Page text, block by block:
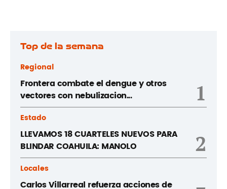
Top de la semana
Regional
Frontera combate el dengue y otros
vectores con nebulizacion...
1
Estado
LLEVAMOS 18 CUARTELES NUEVOS PARA
BLINDAR COAHUILA: MANOLO
2
Locales
Carlos Villarreal refuerza acciones de